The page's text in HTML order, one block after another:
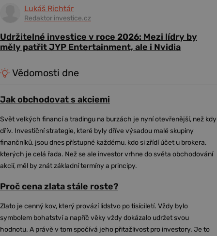
Lukáš Richtár
Redaktor investice.cz
Udržitelné investice v roce 2026: Mezi lídry by
měly patřit JYP Entertainment, ale i Nvidia
Vědomosti dne
Jak obchodovat s akciemi
Svět velkých financí a tradingu na burzách je nyní otevřenější, než kdy
dřív. Investiční strategie, které byly dříve výsadou malé skupiny
finančníků, jsou dnes přístupné každému, kdo si zřídí účet u brokera,
kterých je celá řada. Než se ale investor vrhne do světa obchodování
akcií, měl by znát základní termíny a principy.
Proč cena zlata stále roste?
Zlato je cenný kov, který provází lidstvo po tisíciletí. Vždy bylo
symbolem bohatství a napříč věky vždy dokázalo udržet svou
hodnotu. A právě v tom spočívá jeho přitažlivost pro investory. Je to